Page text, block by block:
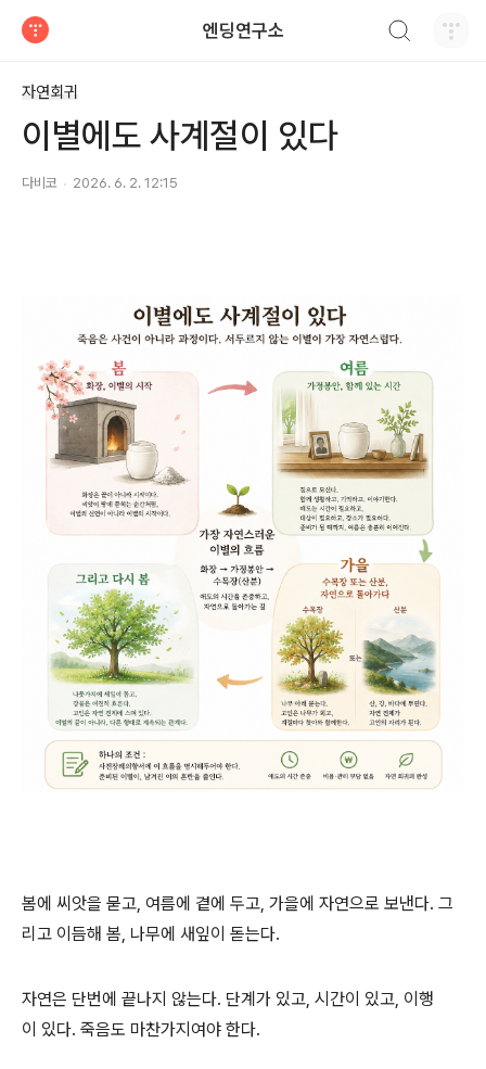
엔딩연구소
자연회귀
이별에도 사계절이 있다
다비코 2026. 6. 2. 12:15
봄에 씨앗을 묻고, 여름에 곁에 두고, 가을에 자연으로 보낸다. 그
리고 이듬해 봄, 나무에 새잎이 돋는다.
자연은 단번에 끝나지 않는다. 단계가 있고, 시간이 있고, 이행
이 있다. 죽음도 마찬가지여야 한다.